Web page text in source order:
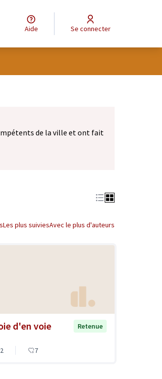
Aide Se connecter
de la ville et ont fait
Les plus suiviesAvec le plus d'auteurs
d'en voie
Retenue
2 7